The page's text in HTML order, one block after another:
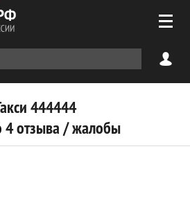
444444
4 отзыва / жалобы